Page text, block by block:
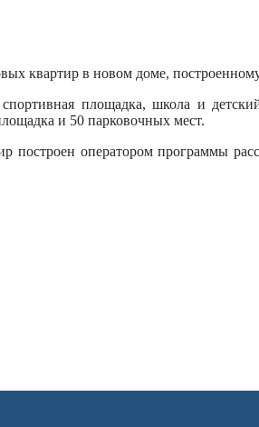
квартир в новом доме,
площадка, школа и
и 50 парковочных мест.
построен оператором программы